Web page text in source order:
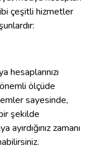
çeşitli hizmetler
hesaplarınızı
ölçüde
sayesinde,
şekilde
zamanı